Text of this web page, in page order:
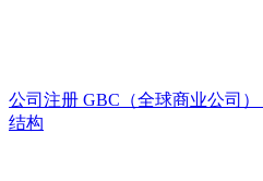
公司注册 GBC（全球商业公司）
结构